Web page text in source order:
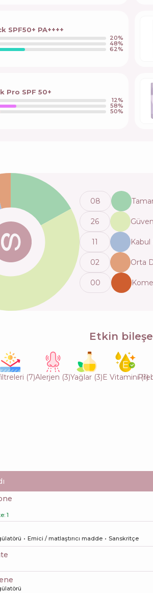
SPF50+ PA++++
20%
48%
62%
Pro SPF 50+
12%
58%
50%
08
26
11 Kabul
02 Orta
00
Etkin
(7)Alerjen (3)Yağlar (3)E Vitamini(1)
1
Emici / matlaştırıcı madde Sanskritçe